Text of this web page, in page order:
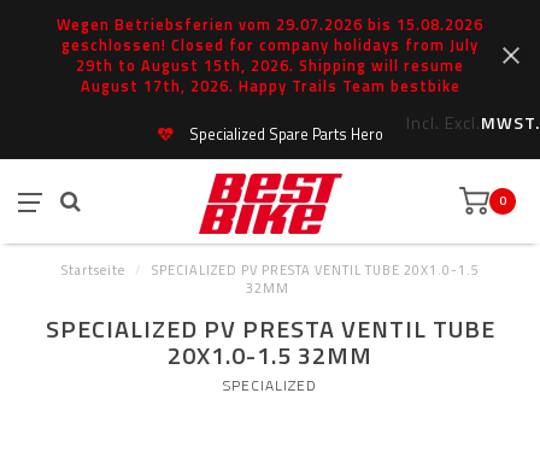
Wegen Betriebsferien vom 29.07.2026 bis 15.08.2026
geschlossen! Closed for company holidays from July
29th to August 15th, 2026. Shipping will resume
August 17th, 2026. Happy Trails Team bestbike
Incl. Excl.MWST.
Specialized Spare Parts Hero
0
Startseite /
SPECIALIZED PV PRESTA VENTIL TUBE 20X1.0-1.5
32MM
SPECIALIZED PV PRESTA VENTIL TUBE
20X1.0-1.5 32MM
SPECIALIZED